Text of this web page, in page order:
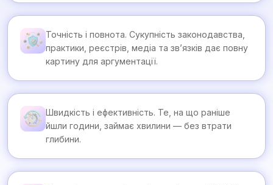
Точність і повнота. Сукупність законодавства,
практики, реєстрів, медіа та зв’язків дає повну
картину для аргументації.
Швидкість і ефективність. Те, на що раніше
йшли години, займає хвилини — без втрати
глибини.